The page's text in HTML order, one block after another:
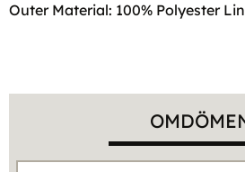
Outer Material: 100% Polyester